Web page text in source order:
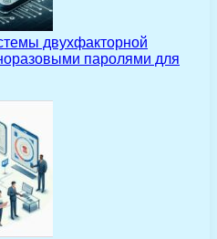
двухфакторной
паролями для